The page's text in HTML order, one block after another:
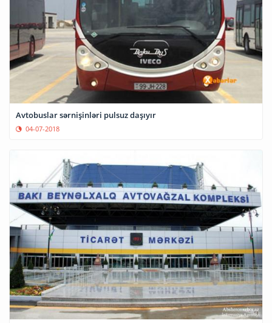
Avtobuslar sərnişinləri pulsuz daşıyır
04-07-2018